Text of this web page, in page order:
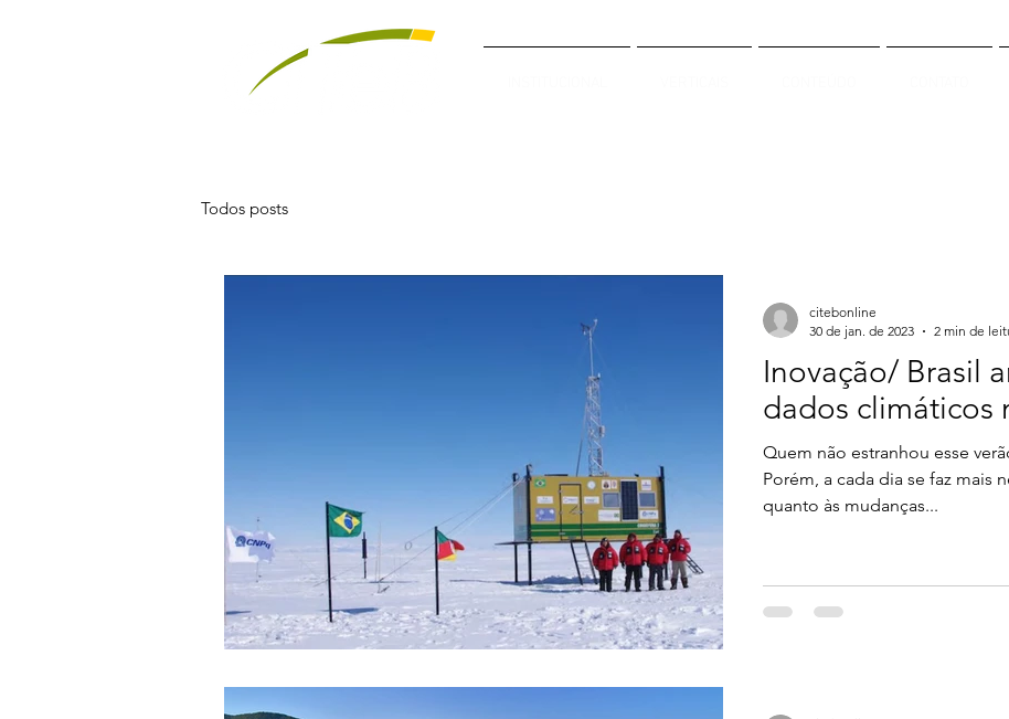
Todos posts
Inovação/ Brasil
dados climáticos
Quem não estranhou esse
Porém, a cada dia se faz mais
quanto às mudanças...
citebonline
30 de jan. de 2023
2 min de